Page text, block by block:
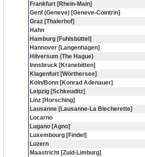
Frankfurt [Rhein-Main]
Genf (Geneve) [Geneve-Cointrin]
Graz [Thalerhof]
Hahn
Hamburg [Fuhlsbüttel]
Hannover [Langenhagen]
Hilversum (The Hague)
Innsbruck [Kranebitten]
Klagenfurt [Wörthersee]
Köln/Bonn [Konrad Adenauer]
Leipzig [Schkeuditz]
Linz [Horsching]
Lausanne [Lausanne-La Blecherette]
Locarno
Lugano [Agno]
Luxembourg [Findel]
Luzern
Maastricht [Zuid-Limburg]